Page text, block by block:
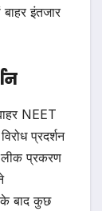
इंतजार
NEET
प्रदर्शन
लीक प्रकरण
बाद कुछ